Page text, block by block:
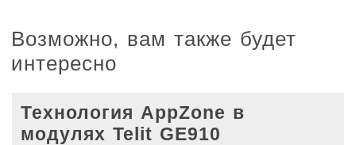
Возможно, вам также будет
интересно
Технология AppZone в
модулях Telit GE910